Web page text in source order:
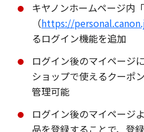
キヤノンホームページ内
（https://
るログイン機能を追加
ログイン後のマイページ
ショップで使えるクーポ
管理可能
ログイン後のマイページ